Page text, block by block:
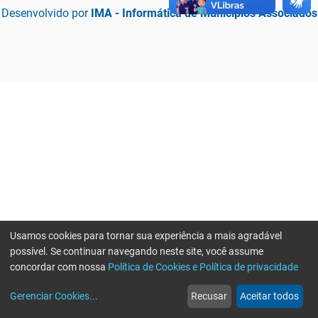
Desenvolvido por IMA - Informática de Municípios Associados
web
Notícias
more_horiz
Mais
Usamos cookies para tornar sua experiência a mais agradável
possível. Se continuar navegando neste site, você assume
concordar com nossa Política de Cookies e Política de privacidade
Gerenciar Cookies... Recusar Aceitar todos
Erro ao enviar informações, por favor tente novamente